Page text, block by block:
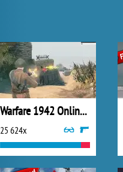
Warfare 1942 Online Shooter
25 624x